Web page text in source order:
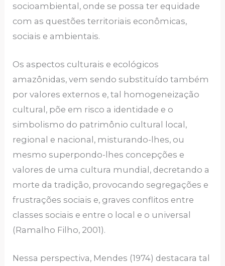
socioambiental, onde se possa ter equidade
com as questões territoriais econômicas,
sociais e ambientais.
Os aspectos culturais e ecológicos
amazônidas, vem sendo substituído também
por valores externos e, tal homogeneização
cultural, põe em risco a identidade e o
simbolismo do patrimônio cultural local,
regional e nacional, misturando-lhes, ou
mesmo superpondo-lhes concepções e
valores de uma cultura mundial, decretando a
morte da tradição, provocando segregações e
frustrações sociais e, graves conflitos entre
classes sociais e entre o local e o universal
(Ramalho Filho, 2001).
Nessa perspectiva, Mendes (1974) destacara tal